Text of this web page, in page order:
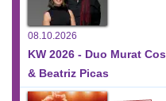
08.10.2026
KW 2026 - Duo Murat
& Beatriz Picas